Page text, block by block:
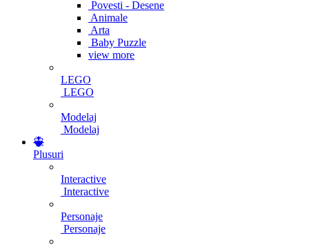
Povesti - Desene
Animale
Arta
Baby Puzzle
view more
LEGO
LEGO
Modelaj
Modelaj
Plusuri
Interactive
Interactive
Personaje
Personaje